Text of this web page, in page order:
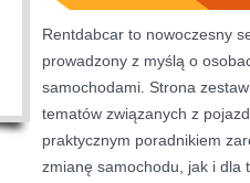
Rentdabcar to nowoczesny
prowadzony z myślą o
samochodami. Strona
tematów związanych z
praktycznym poradnikiem
zmianę samochodu, jak i dla